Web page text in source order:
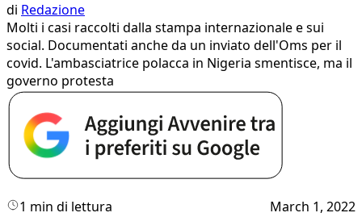
di Redazione
Molti i casi raccolti dalla stampa internazionale e sui
social. Documentati anche da un inviato dell'Oms per il
covid. L'ambasciatrice polacca in Nigeria smentisce, ma il
governo protesta
1 min di lettura March 1, 2022